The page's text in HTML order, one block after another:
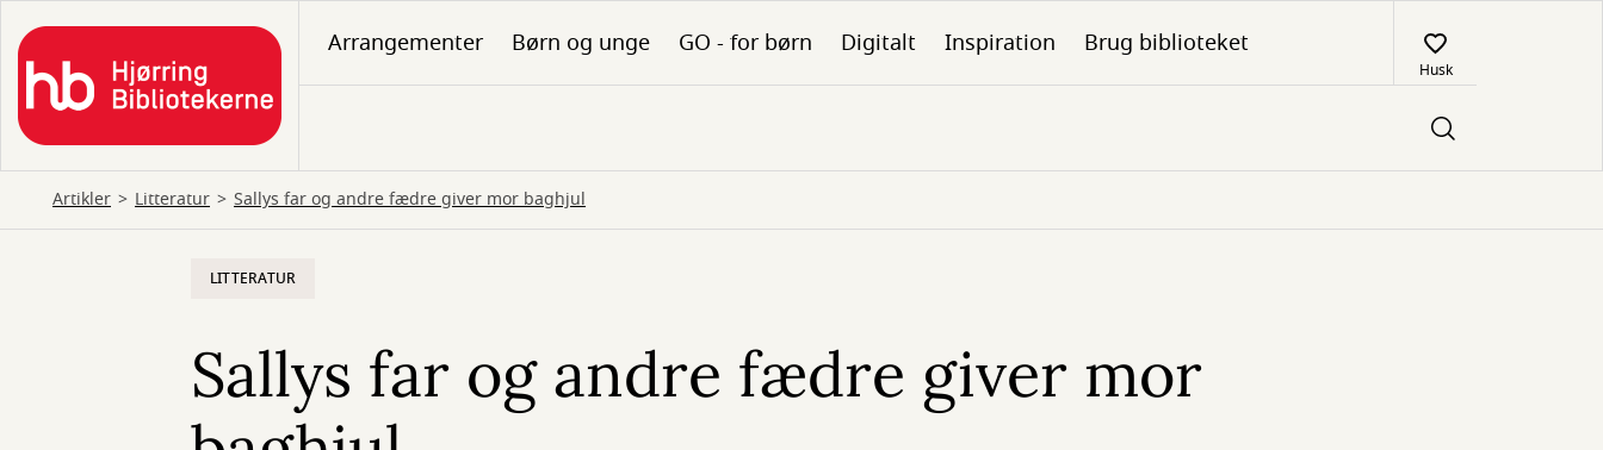
hovedindhold
Arrangementer Børn og unge GO - for børn Digitalt Inspiration Brug biblioteket
Husk
Artikler Litteratur Sallys far og andre fædre giver mor baghjul
LITTERATUR
Sallys far og andre fædre giver mor